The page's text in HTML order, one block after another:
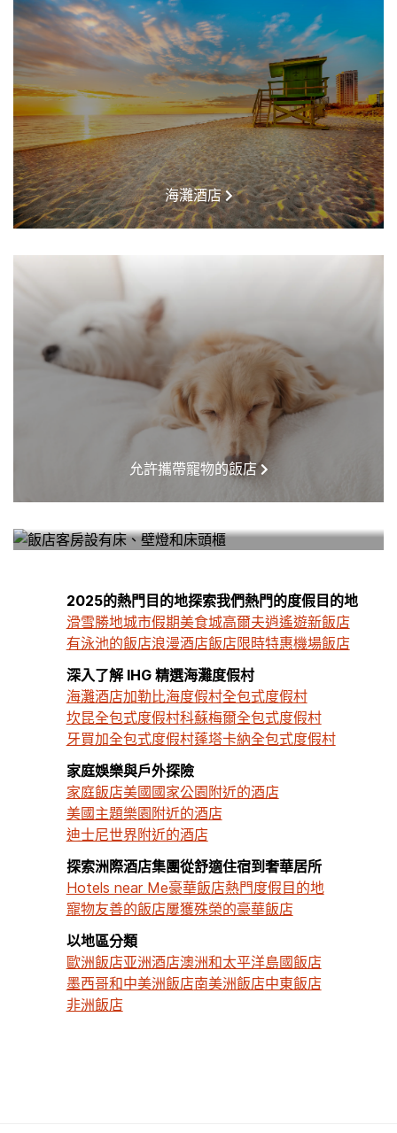
海灘酒店
允許攜帶寵物的飯店
2025的熱門目的地探索我們熱門的度假目的地
滑雪勝地城市假期美食城高爾夫逍遙遊新飯店
有泳池的飯店浪漫酒店飯店限時特惠機場飯店
深入了解 IHG 精選海灘度假村
海灘酒店加勒比海度假村全包式度假村
坎昆全包式度假村科蘇梅爾全包式度假村
牙買加全包式度假村蓬塔卡納全包式度假村
家庭娛樂與戶外探險
家庭飯店美國國家公園附近的酒店
美國主題樂園附近的酒店
迪士尼世界附近的酒店
探索洲際酒店集團從舒適住宿到奢華居所
Hotels near Me豪華飯店熱門度假目的地
寵物友善的飯店屢獲殊榮的豪華飯店
以地區分類
歐洲飯店亚洲酒店澳洲和太平洋島國飯店
墨西哥和中美洲飯店南美洲飯店中東飯店
非洲飯店